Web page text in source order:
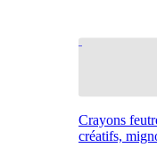
Crayons
créatifs,